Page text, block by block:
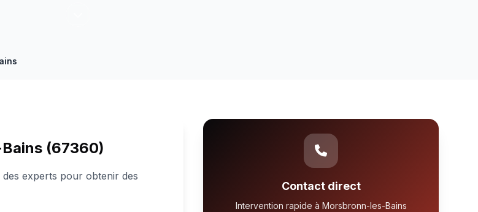
(67360)
experts pour obtenir des
Contact direct
Intervention rapide à Morsbronn-les-Bains